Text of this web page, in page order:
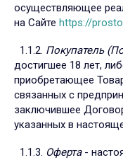
осуществляющее
на Сайте https://
1.1.2. Покупатель
достигшее 18 лет,
приобретающее
связанных с
заключившее
указанных в
1.1.3. Оферта -